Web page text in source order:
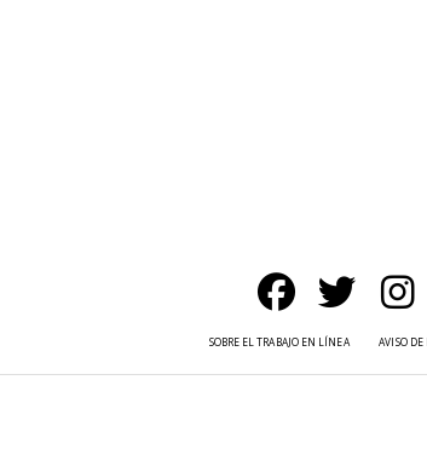
SOBRE EL TRABAJO EN LÍNEA AVISO DE